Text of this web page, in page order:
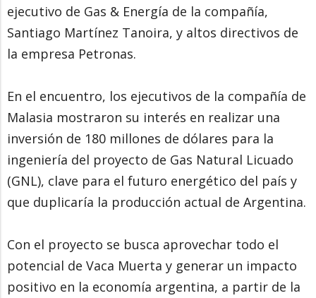
ejecutivo de Gas & Energía de la compañía,
Santiago Martínez Tanoira, y altos directivos de
la empresa Petronas.
En el encuentro, los ejecutivos de la compañía de
Malasia mostraron su interés en realizar una
inversión de 180 millones de dólares para la
ingeniería del proyecto de Gas Natural Licuado
(GNL), clave para el futuro energético del país y
que duplicaría la producción actual de Argentina.
Con el proyecto se busca aprovechar todo el
potencial de Vaca Muerta y generar un impacto
positivo en la economía argentina, a partir de la